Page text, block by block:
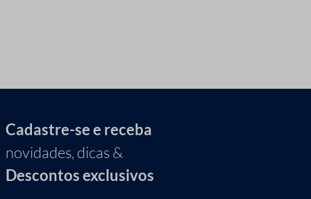
Cadastre-se e receba
novidades, dicas &
Descontos exclusivos